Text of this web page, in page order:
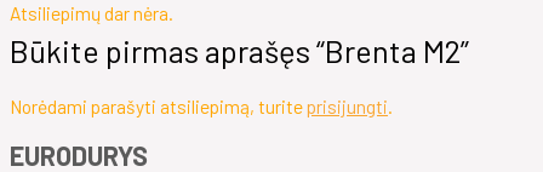
Atsiliepimų dar nėra.
Būkite pirmas aprašęs “Brenta M2”
Norėdami parašyti atsiliepimą, turiteprisijungti
EURODURYS